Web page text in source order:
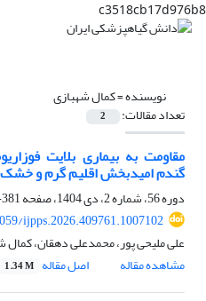
c3518cb17d976b8
نویسنده =کمال شهبازی
تعداد مقالات: 2
مقاومت به بیماری بلایت
گندم امیدبخش اقلیم گرم و
دوره 56، شماره 2، دی 1404، صفحه
381-401
ijpps.2026.409761.1007102
علی ملیحی پور، محمدعلی دهقان، کمال
مشاهده مقاله
اصل مقاله 1.34 M